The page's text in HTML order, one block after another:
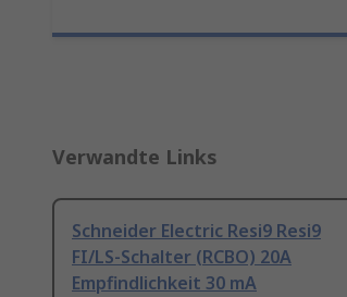
Verwandte Links
Schneider Electric Resi9 Resi9
FI/LS-Schalter (RCBO) 20A
Empfindlichkeit 30 mA